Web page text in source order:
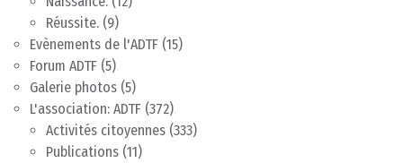
Réussite. (9)
Evènements de l'ADTF (15)
Forum ADTF (5)
Galerie photos (5)
L'association: ADTF (372)
Activités citoyennes (333)
Publications (11)